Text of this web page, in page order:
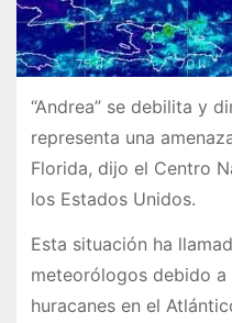
“Andrea” se debilita y
representa una
Florida, dijo el Centro
los Estados Unidos.
Esta situación ha
meteorólogos debido
huracanes en el